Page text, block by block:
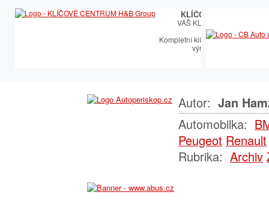
KLÍČOVÉ CENTRUM
VÁŠ KLÍČOVÝ PARTNER
Kompletní klíčařský sortiment
výroby autoklíčů
Autor: Jan
Automobilka:
Peugeot Renault
Rubrika: Archiv